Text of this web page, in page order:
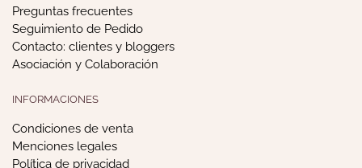
Preguntas frecuentes
Seguimiento de Pedido
Contacto: clientes y bloggers
Asociación y Colaboración
INFORMACIONES
Condiciones de venta
Menciones legales
Política de privacidad